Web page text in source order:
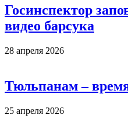
Госинспектор
видео барсука
28 апреля 2026
Тюльпанам –
25 апреля 2026